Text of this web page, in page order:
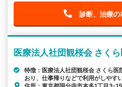
診断、治療の
医療法人社団観桜会 さく
特徴：医療法人社団観桜会 さくら医
おり、仕事帰りなどで利用がしやすい